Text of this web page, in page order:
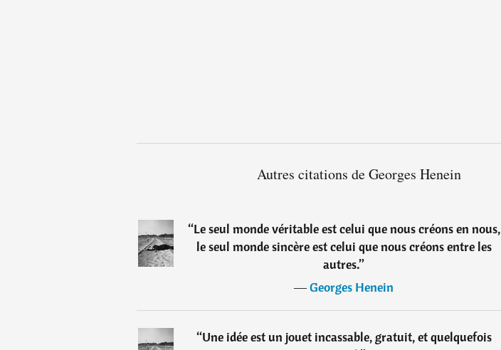
Autres citations de Georges Henein
“Le seul monde véritable est celui que nous créons en nous,
le seul monde sincère est celui que nous créons entre les
autres.”
―Georges Henein
“Une idée est un jouet incassable, gratuit, et quelquefois